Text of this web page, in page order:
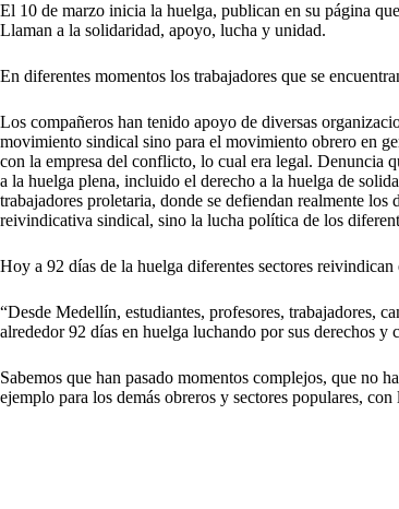
El 10 de marzo inicia la huelga, publican en su página
Llaman a la solidaridad, apoyo, lucha y unidad.
En diferentes momentos los trabajadores que se
Los compañeros han tenido apoyo de diversas
movimiento sindical sino para el movimiento obrero en
con la empresa del conflicto, lo cual era legal. Denuncia
a la huelga plena, incluido el derecho a la huelga de
trabajadores proletaria, donde se defiendan realmente
reivindicativa sindical, sino la lucha política de los
Hoy a 92 días de la huelga diferentes sectores
“Desde Medellín, estudiantes, profesores, trabajadores,
alrededor 92 días en huelga luchando por sus derechos y
Sabemos que han pasado momentos complejos, que no
ejemplo para los demás obreros y sectores populares,